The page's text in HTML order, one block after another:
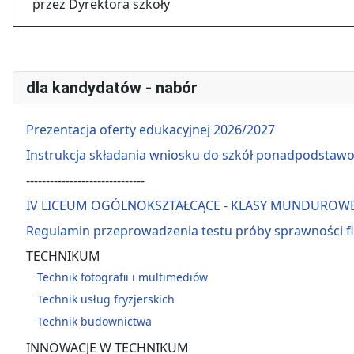
przez Dyrektora szkoły
dla kandydatów - nabór
Prezentacja oferty edukacyjnej 2026/2027
Instrukcja składania wniosku do szkół
------------------------------
IV LICEUM OGÓLNOKSZTAŁCĄCE - KLASY
Regulamin przeprowadzenia testu próby sprawności
TECHNIKUM
Technik fotografii i multimediów
Technik usług fryzjerskich
Technik budownictwa
INNOWACJE W TECHNIKUM